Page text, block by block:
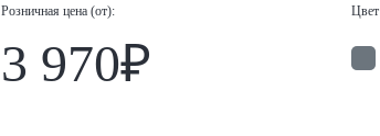
Розничная цена (от):
3 970₽
Цвет